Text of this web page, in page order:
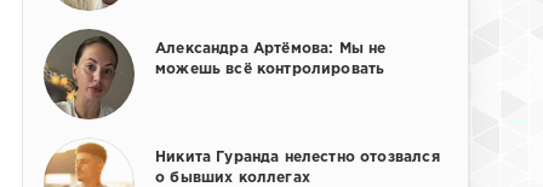
Александра Артёмова: Мы не
можешь всё контролировать
Никита Гуранда нелестно отозвался
о бывших коллегах